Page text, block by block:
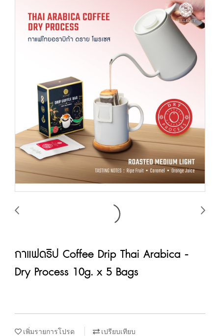
กาแฟดริป Coffee Drip Thai Arabica -
Dry Process 10g. x 5 Bags
เพิ่มรายการโปรด เปรียบเทียบ